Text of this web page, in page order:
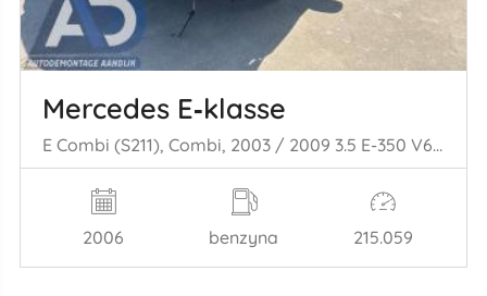
Mercedes E‑klasse
E Combi (S211), Combi, 2003 / 2009 3.5 E-350 V6 24V
2006 benzyna 215.059